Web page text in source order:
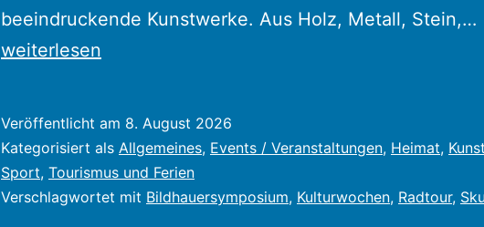
beeindruckende Kunstwerke. Aus Holz, Metall, Stein,…
weiterlesen
Veröffentlicht am 8. August 2026
Kategorisiert als Allgemeines, Events / Veranstaltungen, Heimat,
Sport, Tourismus und Ferien
Verschlagwortet mit Bildhauersymposium, Kulturwochen, Radtour,